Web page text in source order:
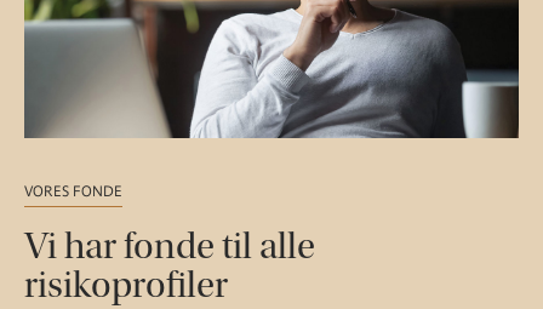
VORES FONDE
Vi har fonde til alle
risikoprofiler